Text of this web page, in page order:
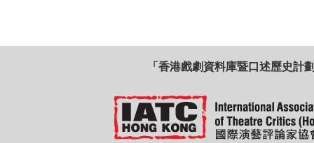
「香港戲劇資料庫暨口述歷史計